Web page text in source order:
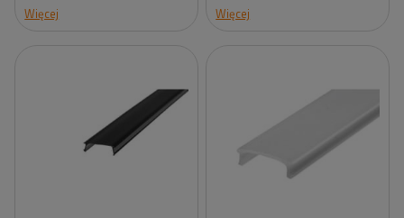
Więcej
Więcej